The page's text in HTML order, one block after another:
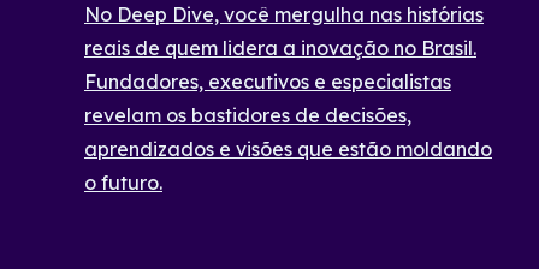
No Deep Dive, você mergulha nas histórias
reais de quem lidera a inovação no Brasil.
Fundadores, executivos e especialistas
revelam os bastidores de decisões,
aprendizados e visões que estão moldando
o futuro.